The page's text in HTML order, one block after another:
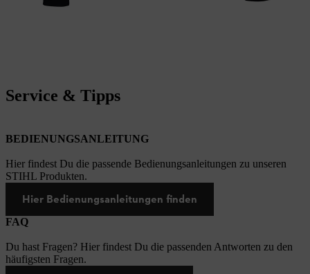
Service & Tipps
BEDIENUNGSANLEITUNG
Hier findest Du die passende Bedienungsanleitungen zu unseren
STIHL Produkten.
Hier Bedienungsanleitungen finden
FAQ
Du hast Fragen? Hier findest Du die passenden Antworten zu den
häufigsten Fragen.